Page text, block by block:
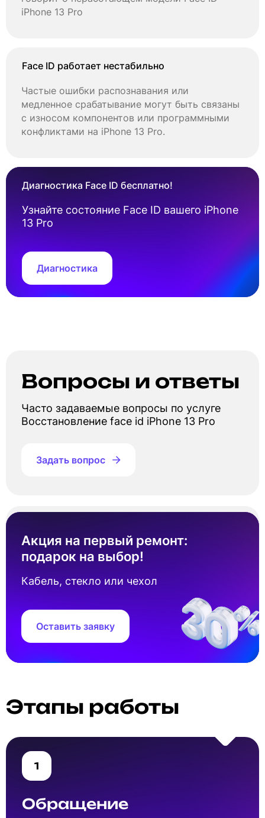
iPhone 13 Pro
Face ID работает нестабильно
Частые ошибки распознавания или
медленное срабатывание могут быть связаны
с износом компонентов или программными
конфликтами на iPhone 13 Pro.
Диагностика Face ID бесплатно!
Узнайте состояние Face ID вашего iPhone
13 Pro
Диагностика
Вопросы и ответы
Часто задаваемые вопросы по услуге
Восстановление face id iPhone 13 Pro
Задать вопрос
Акция на первый ремонт:
подарок на выбор!
Кабель, стекло или чехол
Оставить заявку
Айфон 13 Про?
Стоимость восстановление face id Айфон 13
Про составляет от 4 490 ₽. Точная цена
зависит от наличия запчастей под ваш
Этапы работы
1
Обращение